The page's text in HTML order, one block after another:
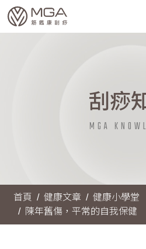
刮痧
MGA
首頁 健康文章
健康小學堂
陳年舊傷，平常的自我保健